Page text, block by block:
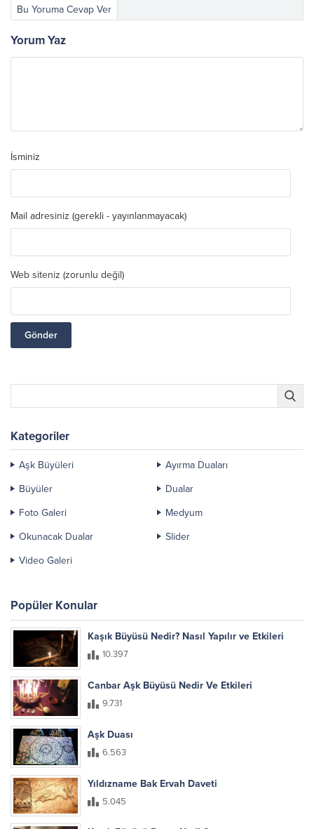
Bu Yoruma Cevap Ver
Yorum Yaz
İsminiz
Mail adresiniz (gerekli - yayınlanmayacak)
Web siteniz (zorunlu değil)
Kategoriler
Aşk Büyüleri
Ayırma Duaları
Büyüler
Dualar
Foto Galeri
Medyum
Okunacak Dualar
Slider
Video Galeri
Popüler Konular
Kaşık Büyüsü Nedir? Nasıl Yapılır ve Etkileri
10.397
Canbar Aşk Büyüsü Nedir Ve Etkileri
9.731
Aşk Duası
6.563
Yıldızname Bak Ervah Daveti
5.045